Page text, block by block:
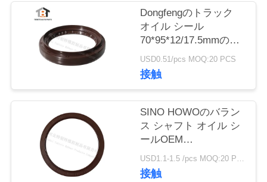
質
私
Dongfengのトラック
オイル シール
70*95*12/17.5mmの頑
丈なトラック シャフト
NBR
70x95x12/17.5mm
USD0.51/pcs MOQ:20 PCS
接触
SINO HOWOのバラン
ス シャフト オイル シ
ールOEM
No.AZ9925520223はゴ
ム製160*194*10.5mm
USD1.1-1.5 /pcs MOQ:20 PCS
接触